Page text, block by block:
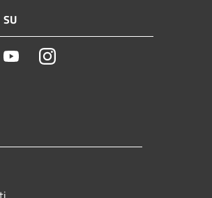
SU
YoutubeInstagram